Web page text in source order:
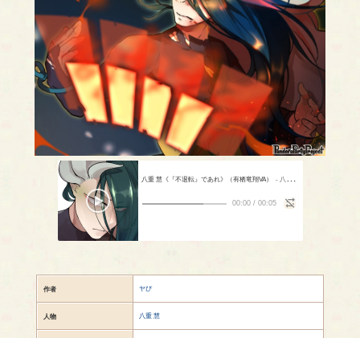
八重 慧《『不退転』であれ》（有栖竜翔VA） - 八重 慧（CV：有栖竜翔）
00:00/ 00:05
作者 ヤぴ
人物 八重 慧